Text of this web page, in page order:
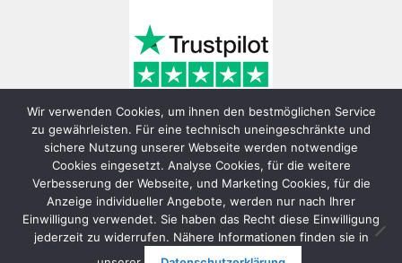
© FunShop Wien - Hochqualitative Elektromobilität 2026
Wir verwenden Cookies, um ihnen den bestmöglichen Service
zu gewährleisten. Für eine technisch uneingeschränkte und
sichere Nutzung unserer Webseite werden notwendige
Cookies eingesetzt. Analyse Cookies, für die weitere
Verbesserung der Webseite, und Marketing Cookies, für die
Anzeige individueller Angebote, werden nur nach Ihrer
Einwilligung verwendet. Sie haben das Recht diese Einwilligung
jederzeit zu widerrufen. Nähere Informationen finden sie in